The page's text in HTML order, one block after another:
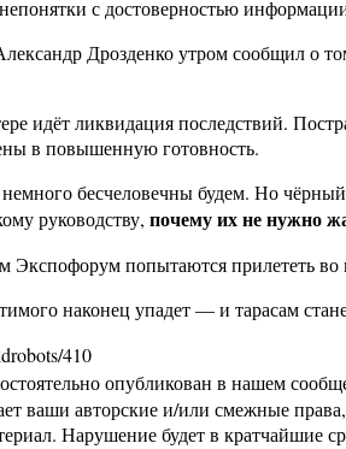
с достоверностью
Дрозденко утром сообщил о
идёт ликвидация последствий.
в повышенную готовность.
бесчеловечны будем. Но
руководству, почему их не нужно
Экспофорум попытаются прилететь
наконец упадет — и тарасам
410
опубликован в нашем
ваши авторские и/или смежные
Нарушение будет в кратчайшие